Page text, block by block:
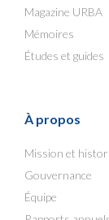
Magazine URBA
Mémoires
Études et guides
À propos
Mission et
Gouvernance
Équipe